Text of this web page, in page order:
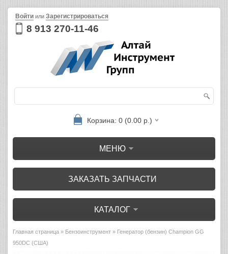
8 913 270-11-46
Войти или Зарегистрироваться
Корзина: 0 (0.00 р.)
МЕНЮ
ЗАКАЗАТЬ ЗАПЧАСТИ
КАТАЛОГ
Главная страница » Бензоинструмент » Генератор (бензин) Champion GG
950DC (США)